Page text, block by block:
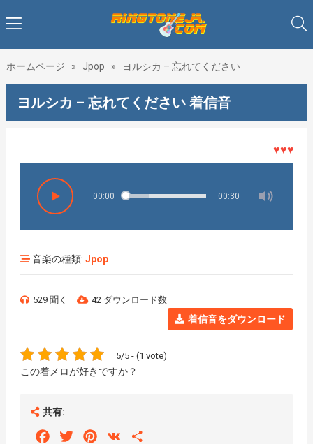
ホームページ » Jpop » ヨルシカ – 忘れてください
ヨルシカ – 忘れてください 着信音
♥♥♥着メ
00:00 00:30
音楽の種類: Jpop
529 聞く 42 ダウンロード数
着信音をダウンロード
5/5 - (1 vote)
この着メロが好きですか？
共有:
FacebookTwitterPinterest
VK